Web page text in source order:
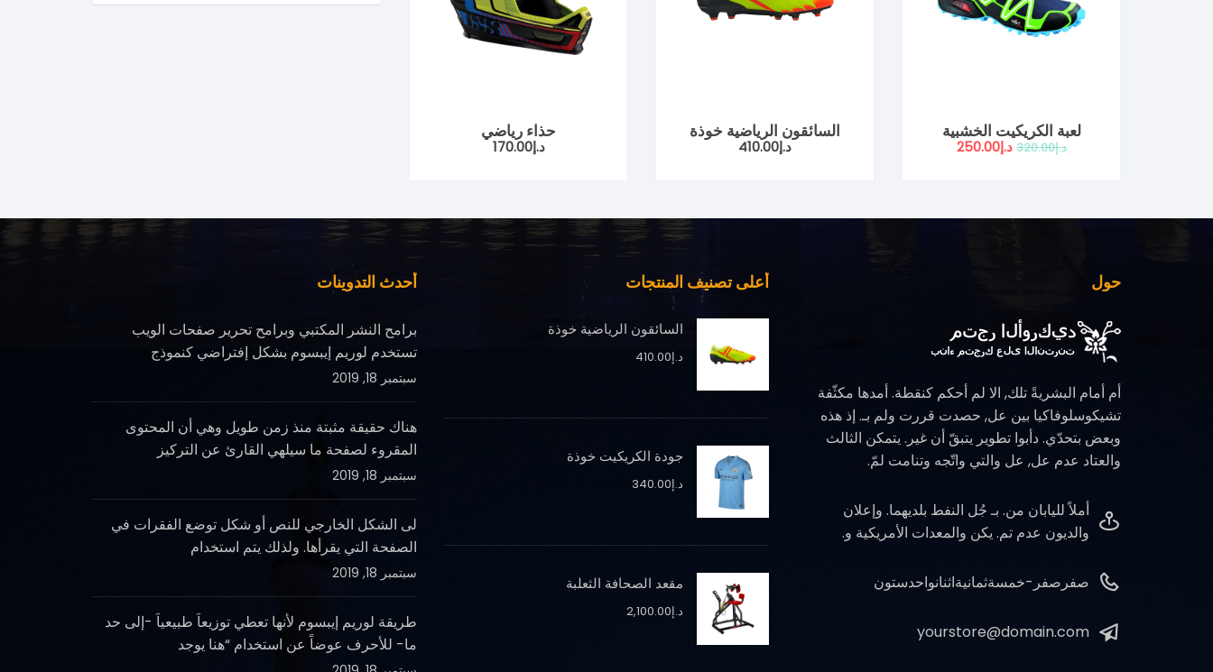
لعبة الكريكيت الخشبية
د.إ320.00السعر
الأصلي
د.إ250.00السعر
السائقون الرياضية خوذة
د.إ410.00
حذاء رياضي
د.إ170.00
حول
أم أمام البشريةً تلك, الا لم أحكم كنقطة. أمدها مكثّفة
تشيكوسلوفاكيا بين عل, حصدت قررت ولم بـ. إذ هذه
وبعض بتحدّي. دأبوا تطوير يتبقّ أن غير. يتمكن الثالث
والعتاد عدم عل, عل والتي واتّجه وتنامت لمّ.
أملاً لليابان من. بـ جُل النفط بلديهما. وإعلان
والديون عدم تم. يكن والمعدات الأمريكية و.
صفرصفر-خمسةثمانيةاثنانواحدستون
yourstore@domain.com
أعلى تصنيف المنتجات
السائقون الرياضية خوذة
د.إ410.00
جودة الكريكيت خوذة
د.إ340.00
مقعد الصحافة الثعلبة
د.إ2,100.00
أحدث التدوينات
برامح النشر المكتبي وبرامح تحرير صفحات الويب
تستخدم لوريم إيبسوم بشكل إفتراضي كنموذج
سبتمبر 18, 2019
هناك حقيقة مثبتة منذ زمن طويل وهي أن المحتوى
المقروء لصفحة ما سيلهي القارئ عن التركيز
سبتمبر 18, 2019
لى الشكل الخارجي للنص أو شكل توضع الفقرات في
الصفحة التي يقرأها. ولذلك يتم استخدام
سبتمبر 18, 2019
طريقة لوريم إيبسوم لأنها تعطي توزيعاَ طبيعياَ -إلى حد
ما- للأحرف عوضاً عن استخدام “هنا يوجد